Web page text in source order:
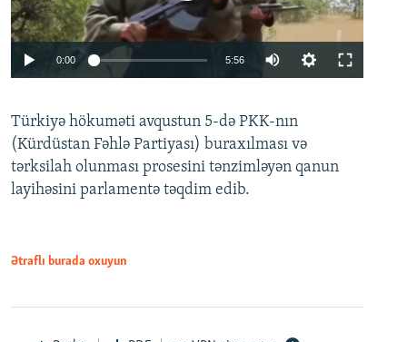
Auto 240p 360p 480p
720p 1080p
0:00 5:56
360p
480p
Türkiyə hökuməti avqustun 5-də PKK-nın
(Kürdüstan Fəhlə Partiyası) buraxılması və
tərksilah olunması prosesini tənzimləyən qanun
layihəsini parlamentə təqdim edib.
Ətraflı burada oxuyun